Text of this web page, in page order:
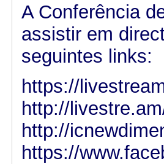
A Conferência
assistir em
seguintes links:
https://
http://
http://
https://